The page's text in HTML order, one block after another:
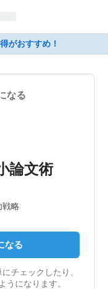
がおすすめ！
なる
論文術
戦略
なる
チェックしたり、
うになります。